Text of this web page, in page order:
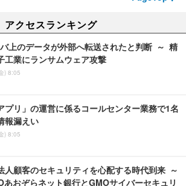
アクセスランキング
上のデータが外部へ転送されたと判断 ～ 精
工業にランサムウェア攻撃
) 8:05
プリ」の運営に係るコールセンター業務で1名
報漏えい
) 8:05
人顧客のセキュリティを心配する時代到来 ～
あおぞらネット銀行とGMOサイバーセキュリ